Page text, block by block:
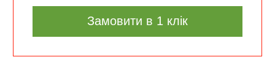
Замовити в 1 клік